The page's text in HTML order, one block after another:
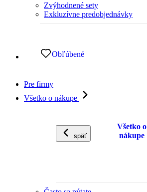
Zvýhodnené sety
Exkluzívne predobjednávky
Obľúbené
Pre firmy
Všetko o nákupe
späť
Všetko o
nákupe